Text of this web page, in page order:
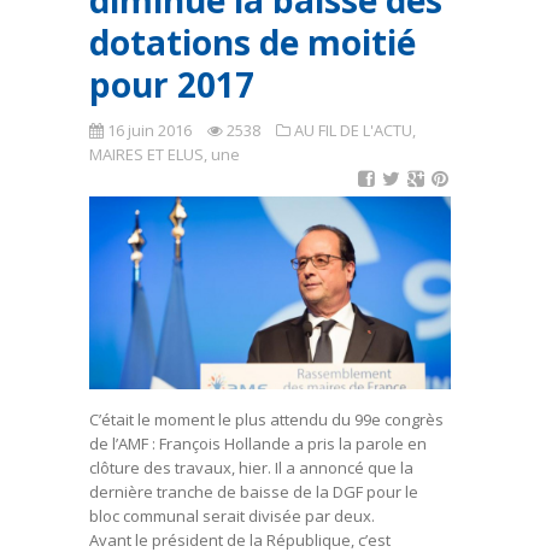
dotations de moitié
pour 2017
16 juin 2016 2538 AU FIL DE L'ACTU,
MAIRES ET ELUS, une
C’était le moment le plus attendu du 99e congrès
de l’AMF : François Hollande a pris la parole en
clôture des travaux, hier. Il a annoncé que la
dernière tranche de baisse de la DGF pour le
bloc communal serait divisée par deux.
Avant le président de la République, c’est